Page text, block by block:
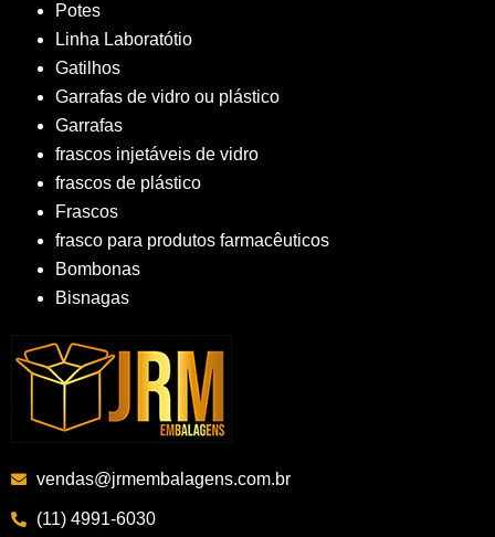
Potes
Linha Laboratótio
Gatilhos
Garrafas de vidro ou plástico
Garrafas
frascos injetáveis de vidro
frascos de plástico
Frascos
frasco para produtos farmacêuticos
Bombonas
Bisnagas
vendas@jrmembalagens.com.br
(11) 4991-6030